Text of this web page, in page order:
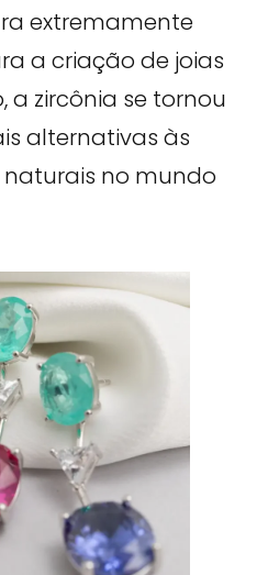
extremamente
a criação de joias
a zircônia se tornou
alternativas às
no mundo